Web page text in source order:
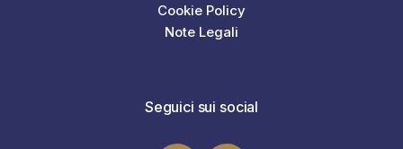
Cookie Policy
Note Legali
Seguici sui social